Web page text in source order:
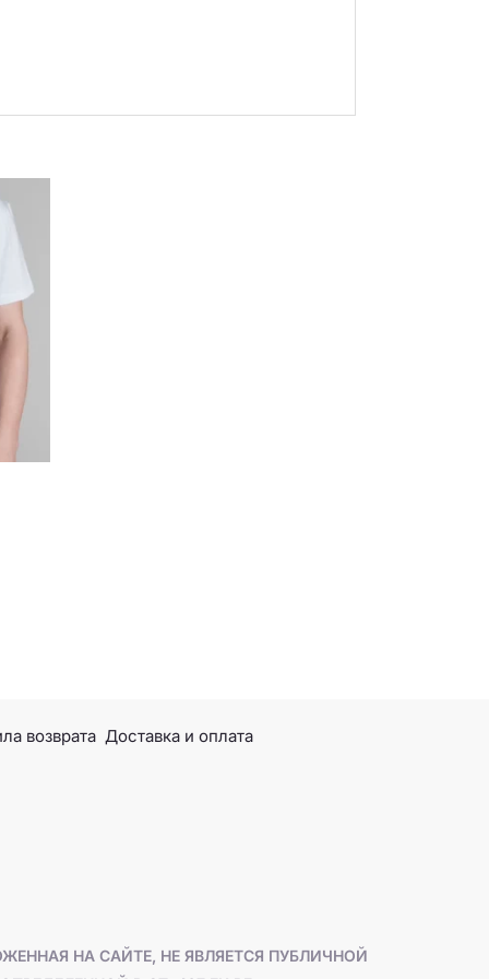
возврата Доставка и оплата
НА САЙТЕ, НЕ ЯВЛЯЕТСЯ ПУБЛИЧНОЙ